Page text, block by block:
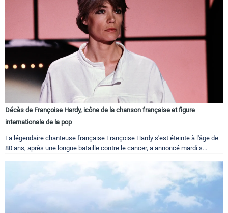
Décès de Françoise Hardy, icône de la chanson française et figure
internationale de la pop
La légendaire chanteuse française Françoise Hardy s'est éteinte à l'âge de
80 ans, après une longue bataille contre le cancer, a annoncé mardi s...